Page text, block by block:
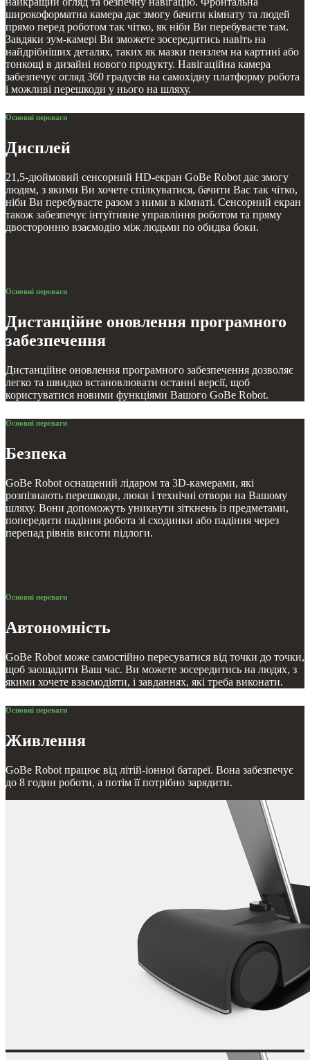
широкоформатна камера дає змогу бачити кімнату та людей
прямо перед роботом так чітко, як ніби Ви перебуваєте там.
Завдяки зум-камері Ви зможете зосередитись навіть на
найдрібніших деталях, таких як мазки пензлем на картині або
тонкощі в дизайні нового продукту. Навігаційна камера
забезпечує огляд 360 градусів на самохідну платформу робота
і можливі перешкоди у нього на шляху.
Основні переваги
Дисплей
21,5-дюймовий сенсорний HD-екран GoBe Robot дає змогу
людям, з якими Ви хочете спілкуватися, бачити Вас так чітко,
ніби Ви перебуваєте разом з ними в кімнаті. Сенсорний екран
також забезпечує інтуїтивне управління роботом та пряму
двосторонню взаємодію між людьми по обидва боки.
Основні переваги
Дистанційне оновлення програмного
забезпечення
Дистанційне оновлення програмного забезпечення дозволяє
легко та швидко встановлювати останні версії, щоб
користуватися новими функціями Вашого GoBe Robot.
Основні переваги
Безпека
GoBe Robot оснащений лідаром та 3D-камерами, які
розпізнають перешкоди, люки і технічні отвори на Вашому
шляху. Вони допоможуть уникнути зіткнень із предметами,
попередити падіння робота зі сходинки або падіння через
перепад рівнів висоти підлоги.
Основні переваги
Автономність
GoBe Robot може самостійно пересуватися від точки до точки,
щоб заощадити Ваш час. Ви можете зосередитись на людях, з
якими хочете взаємодіяти, і завданнях, які треба виконати.
Основні переваги
Живлення
GoBe Robot працює від літій-іонної батареї. Вона забезпечує
до 8 годин роботи, а потім її потрібно зарядити.